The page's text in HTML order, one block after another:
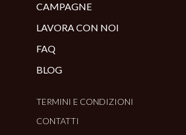
CAMPAGNE
LAVORA CON NOI
FAQ
BLOG
TERMINI E CONDIZIONI
CONTATTI